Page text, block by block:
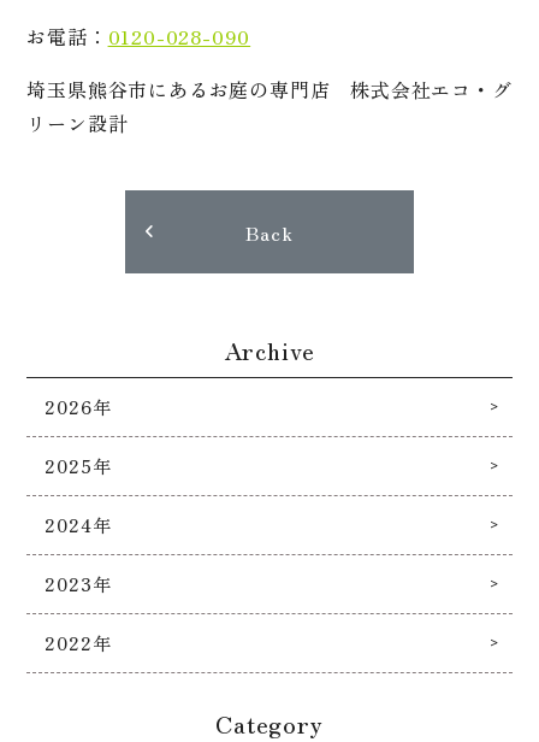
お電話： 0120-028-090
埼玉県熊谷市にあるお庭の専門店 株式会社エコ・グ
リーン設計
Back
Archive
2026年
2025年
2024年
2023年
2022年
Category